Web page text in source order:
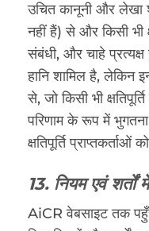
उचित कानूनी और लेखा
नहीं हैं) से और किसी भी
संबंधी, और चाहे प्रत्यक्ष
हानि शामिल है, लेकिन
से, जो किसी भी
परिणाम के रूप में
क्षतिपूर्ति प्राप्तकर्ताओं
13. नियम एवं शर्तों
AiCR वेबसाइट तक